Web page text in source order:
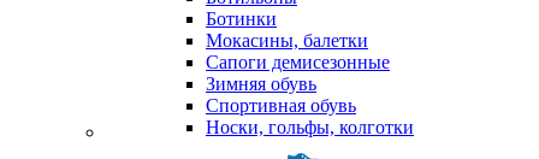
Ботинки
Мокасины, балетки
Сапоги демисезонные
Зимняя обувь
Спортивная обувь
Носки, гольфы, колготки